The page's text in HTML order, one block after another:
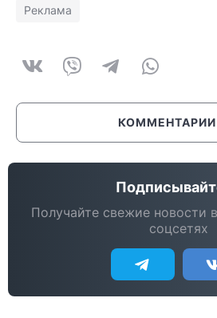
Реклама
КОММЕНТАРИИ
Получайте свежие новости
соцсетях